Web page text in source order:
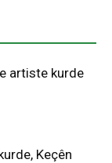
artiste kurde
Keçên